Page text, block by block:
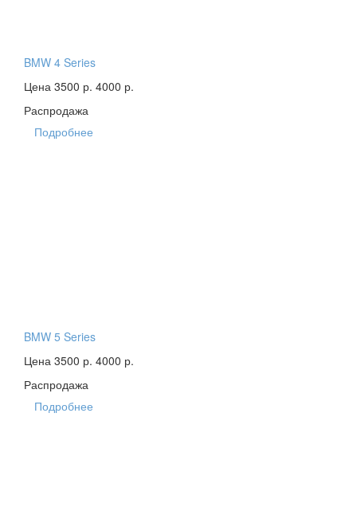
BMW 4 Series
Цена 3500 р. 4000 р.
Распродажа
Подробнее
BMW 5 Series
Цена 3500 р. 4000 р.
Распродажа
Подробнее